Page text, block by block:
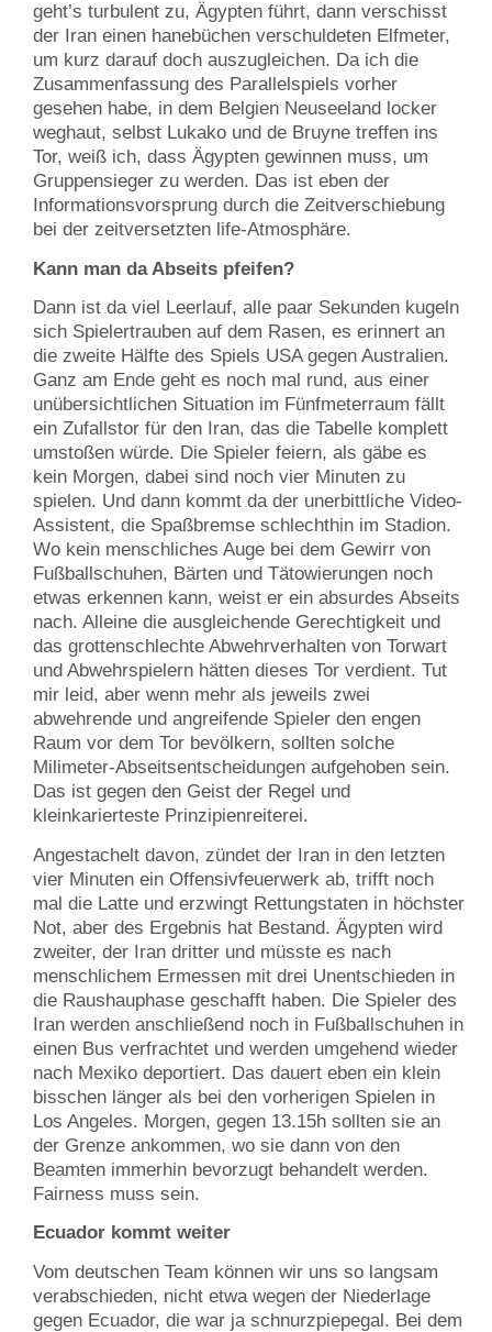
geht’s turbulent zu, Ägypten führt, dann verschisst
der Iran einen hanebüchen verschuldeten Elfmeter,
um kurz darauf doch auszugleichen. Da ich die
Zusammenfassung des Parallelspiels vorher
gesehen habe, in dem Belgien Neuseeland locker
weghaut, selbst Lukako und de Bruyne treffen ins
Tor, weiß ich, dass Ägypten gewinnen muss, um
Gruppensieger zu werden. Das ist eben der
Informationsvorsprung durch die Zeitverschiebung
bei der zeitversetzten life-Atmosphäre.
Kann man da Abseits pfeifen?
Dann ist da viel Leerlauf, alle paar Sekunden kugeln
sich Spielertrauben auf dem Rasen, es erinnert an
die zweite Hälfte des Spiels USA gegen Australien.
Ganz am Ende geht es noch mal rund, aus einer
unübersichtlichen Situation im Fünfmeterraum fällt
ein Zufallstor für den Iran, das die Tabelle komplett
umstoßen würde. Die Spieler feiern, als gäbe es
kein Morgen, dabei sind noch vier Minuten zu
spielen. Und dann kommt da der unerbittliche Video-
Assistent, die Spaßbremse schlechthin im Stadion.
Wo kein menschliches Auge bei dem Gewirr von
Fußballschuhen, Bärten und Tätowierungen noch
etwas erkennen kann, weist er ein absurdes Abseits
nach. Alleine die ausgleichende Gerechtigkeit und
das grottenschlechte Abwehrverhalten von Torwart
und Abwehrspielern hätten dieses Tor verdient. Tut
mir leid, aber wenn mehr als jeweils zwei
abwehrende und angreifende Spieler den engen
Raum vor dem Tor bevölkern, sollten solche
Milimeter-Abseitsentscheidungen aufgehoben sein.
Das ist gegen den Geist der Regel und
kleinkarierteste Prinzipienreiterei.
Angestachelt davon, zündet der Iran in den letzten
vier Minuten ein Offensivfeuerwerk ab, trifft noch
mal die Latte und erzwingt Rettungstaten in höchster
Not, aber des Ergebnis hat Bestand. Ägypten wird
zweiter, der Iran dritter und müsste es nach
menschlichem Ermessen mit drei Unentschieden in
die Raushauphase geschafft haben. Die Spieler des
Iran werden anschließend noch in Fußballschuhen in
einen Bus verfrachtet und werden umgehend wieder
nach Mexiko deportiert. Das dauert eben ein klein
bisschen länger als bei den vorherigen Spielen in
Los Angeles. Morgen, gegen 13.15h sollten sie an
der Grenze ankommen, wo sie dann von den
Beamten immerhin bevorzugt behandelt werden.
Fairness muss sein.
Ecuador kommt weiter
Vom deutschen Team können wir uns so langsam
verabschieden, nicht etwa wegen der Niederlage
gegen Ecuador, die war ja schnurzpiepegal. Bei dem